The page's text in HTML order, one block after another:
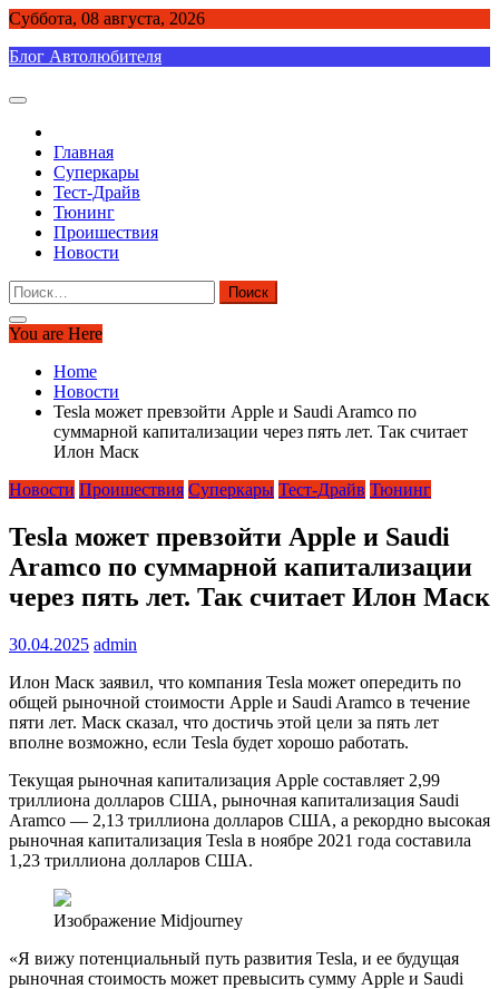
Skip
content
Суббота, 08 августа, 2026
Блог Автолюбителя
Главная
Суперкары
Тест-Драйв
Тюнинг
Проишествия
Новости
Найти:
You are Here
Home
Новости
Tesla может превзойти Apple и Saudi Aramco по
суммарной капитализации через пять лет. Так считает
Илон Маск
Новости Проишествия Суперкары Тест-Драйв Тюнинг
Tesla может превзойти Apple и Saudi
Aramco по суммарной капитализации
через пять лет. Так считает Илон Маск
30.04.2025 admin
Илон Маск заявил, что компания Tesla может опередить по
общей рыночной стоимости Apple и Saudi Aramco в течение
пяти лет. Маск сказал, что достичь этой цели за пять лет
вполне возможно, если Tesla будет хорошо работать.
Текущая рыночная капитализация Apple составляет 2,99
триллиона долларов США, рыночная капитализация Saudi
Aramco — 2,13 триллиона долларов США, а рекордно высокая
рыночная капитализация Tesla в ноябре 2021 года составила
1,23 триллиона долларов США.
Изображение Midjourney
«Я вижу потенциальный путь развития Tesla, и ее будущая
рыночная стоимость может превысить сумму Apple и Saudi